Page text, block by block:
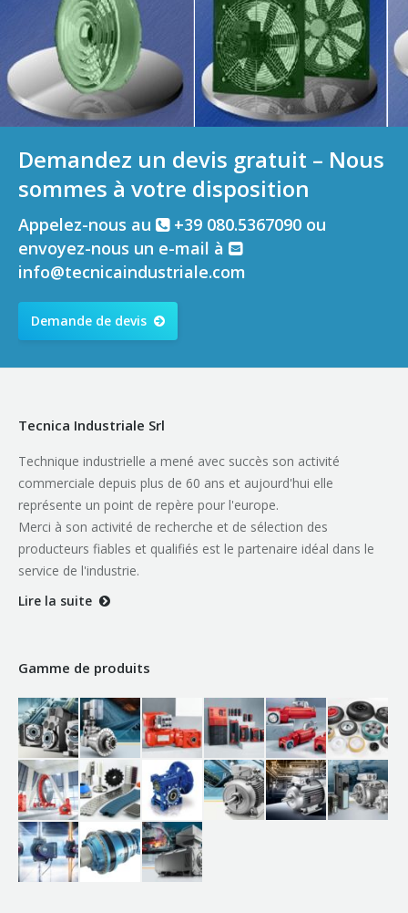
Demandez un devis gratuit – Nous
sommes à votre disposition
Appelez-nous au
+39 080.5367090 ou
envoyez-nous un e-mail à
info@tecnicaindustriale.com
Demande de devis
Tecnica Industriale Srl
Technique industrielle a mené avec succès son activité
commerciale depuis plus de 60 ans et aujourd'hui elle
représente un point de repère pour l'europe.
Merci à son activité de recherche et de sélection des
producteurs fiables et qualifiés est le partenaire idéal dans le
service de l'industrie.
Lire la suite
Gamme de produits